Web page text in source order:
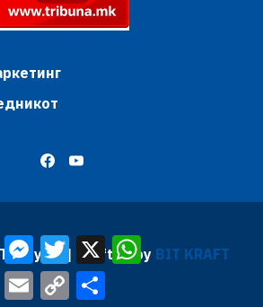
| Krafted by BIT KRAFT
FacebookMessenger
TwitterX
Viber
Email Copy
Link